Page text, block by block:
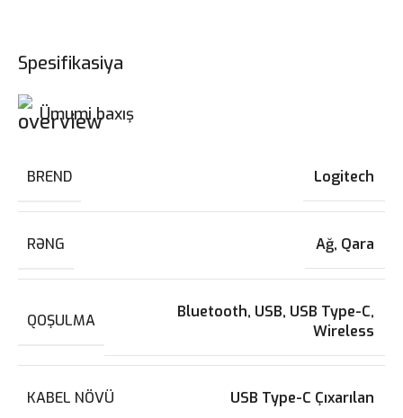
Spesifikasiya
Ümumi baxış
BREND Logitech
RƏNG Ağ, Qara
QOŞULMA Bluetooth, USB, USB Type-C,
Wireless
KABEL NÖVÜ USB Type-C Çıxarılan